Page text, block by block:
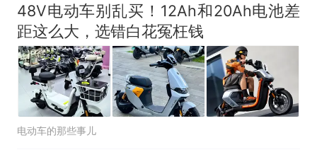
48V电动车别乱买！12Ah和20Ah电池差
距这么大，选错白花冤枉钱
电动车的那些事儿